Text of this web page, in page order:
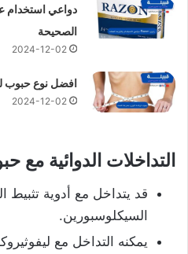
الصحيحة
2024-12-02
افضل نوع حبوب
2024-12-02
التداخلات الدوائية مع
قد يتداخل مع أدوية تثبيط
السيكلوسبورين.
يمكنه التداخل مع